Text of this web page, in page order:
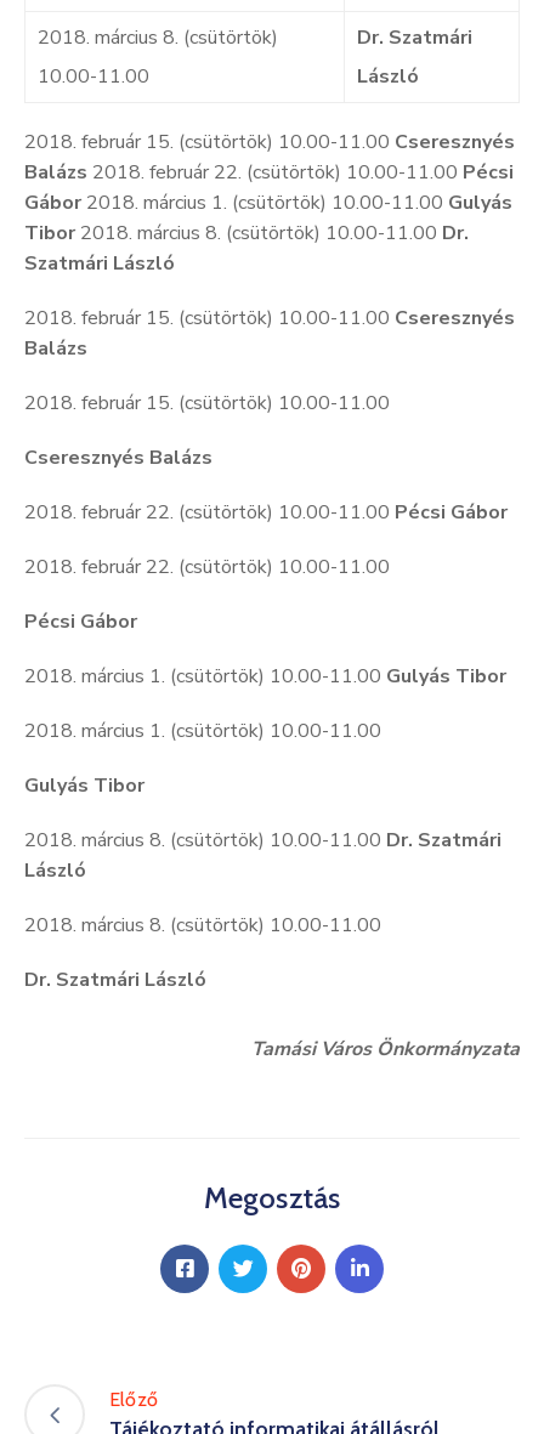
2018. március 8. (csütörtök)
10.00-11.00
Dr. Szatmári
László
2018. február 15. (csütörtök) 10.00-11.00 Cseresznyés
Balázs 2018. február 22. (csütörtök) 10.00-11.00 Pécsi
Gábor2018. március 1. (csütörtök) 10.00-11.00 Gulyás
Tibor2018. március 8. (csütörtök) 10.00-11.00 Dr.
Szatmári László
2018. február 15. (csütörtök) 10.00-11.00 Cseresznyés
Balázs
2018. február 15. (csütörtök) 10.00-11.00
Cseresznyés Balázs
2018. február 22. (csütörtök) 10.00-11.00 Pécsi Gábor
2018. február 22. (csütörtök) 10.00-11.00
Pécsi Gábor
2018. március 1. (csütörtök) 10.00-11.00 Gulyás Tibor
2018. március 1. (csütörtök) 10.00-11.00
Gulyás Tibor
2018. március 8. (csütörtök) 10.00-11.00 Dr. Szatmári
László
2018. március 8. (csütörtök) 10.00-11.00
Dr. Szatmári László
Tamási Város Önkormányzata
Megosztás
Előző